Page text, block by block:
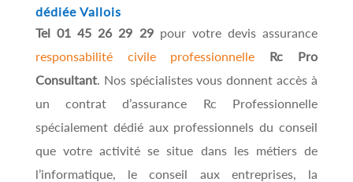
dédiée Vallois
Tel 01 45 26 29 29pour votre devis assurance
responsabilité civile professionnelle
Rc Pro
Consultant. Nos spécialistes vous donnent accès à
un contrat d’assurance Rc Professionnelle
spécialement dédié aux professionnels du conseil
que votre activité se situe dans les métiers de
l’informatique, le conseil aux entreprises, la